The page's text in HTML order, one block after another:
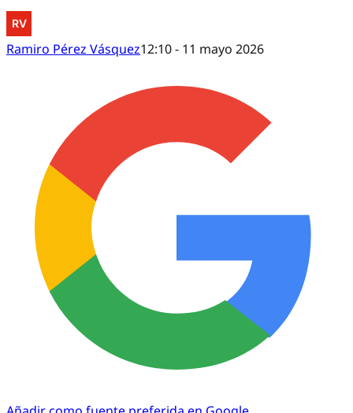
Ramiro Pérez Vásquez12:10 - 11 mayo 2026